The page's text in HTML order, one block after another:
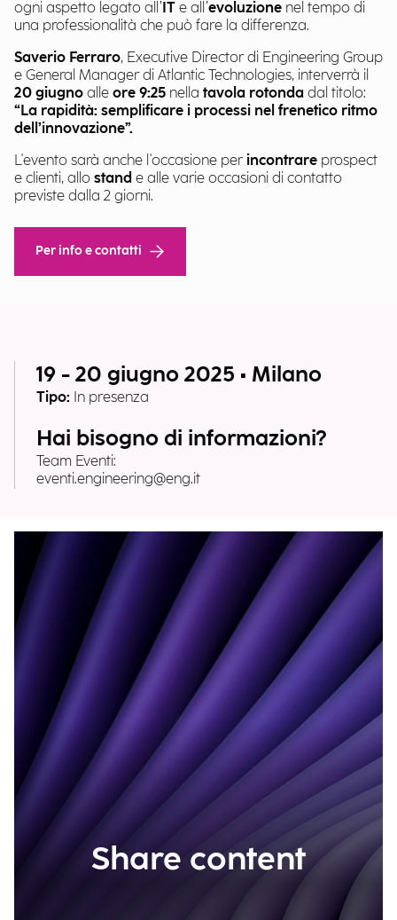
ogni aspetto legato all’ IT e all’evoluzione nel tempo di
una professionalità che può fare la differenza.
Saverio Ferraro, Executive Director di Engineering Group
e General Manager di Atlantic Technologies, interverrà il
20 giugno alle ore 9:25 nella tavola rotonda dal titolo:
“La rapidità: semplificare i processi nel frenetico ritmo
dell’innovazione”.
L'evento sarà anche l'occasione per incontrare prospect
e clienti, allo stand e alle varie occasioni di contatto
previste dalla 2 giorni.
Per info e contatti
19 - 20 giugno 2025 • Milano
Tipo: In presenza
Hai bisogno di informazioni?
Team Eventi:
eventi.engineering@eng.it
Share content